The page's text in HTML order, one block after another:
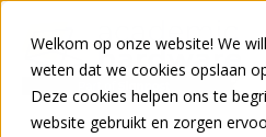
Welkom op onze website! We
weten dat we cookies opslaan
Deze cookies helpen ons te
website gebruikt en zorgen